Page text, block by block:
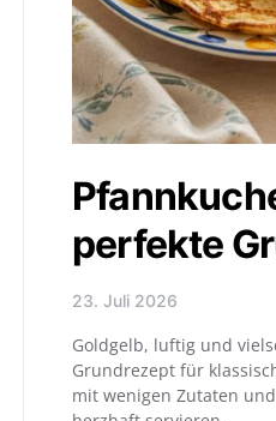
perfekte
23. Juli 2026
Goldgelb, luftig und
Grundrezept für
mit wenigen Zutaten